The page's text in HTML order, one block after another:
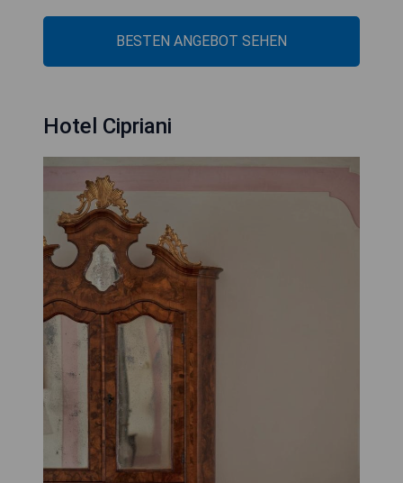
BESTEN ANGEBOT SEHEN
Hotel Cipriani